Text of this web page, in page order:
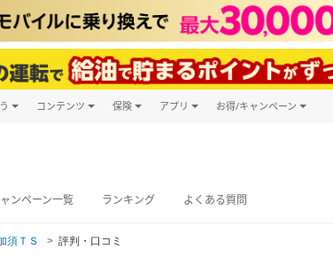
コンテンツ 保険 アプリ お得/キャンペーン
ンペーン一覧 ランキング よくある質問
須ＴＳ 評判・口コミ